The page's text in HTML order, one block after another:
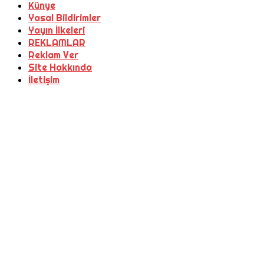
Künye
Yasal Bildirimler
Yayın İlkeleri
REKLAMLAR
Reklam Ver
Site Hakkında
İletişim